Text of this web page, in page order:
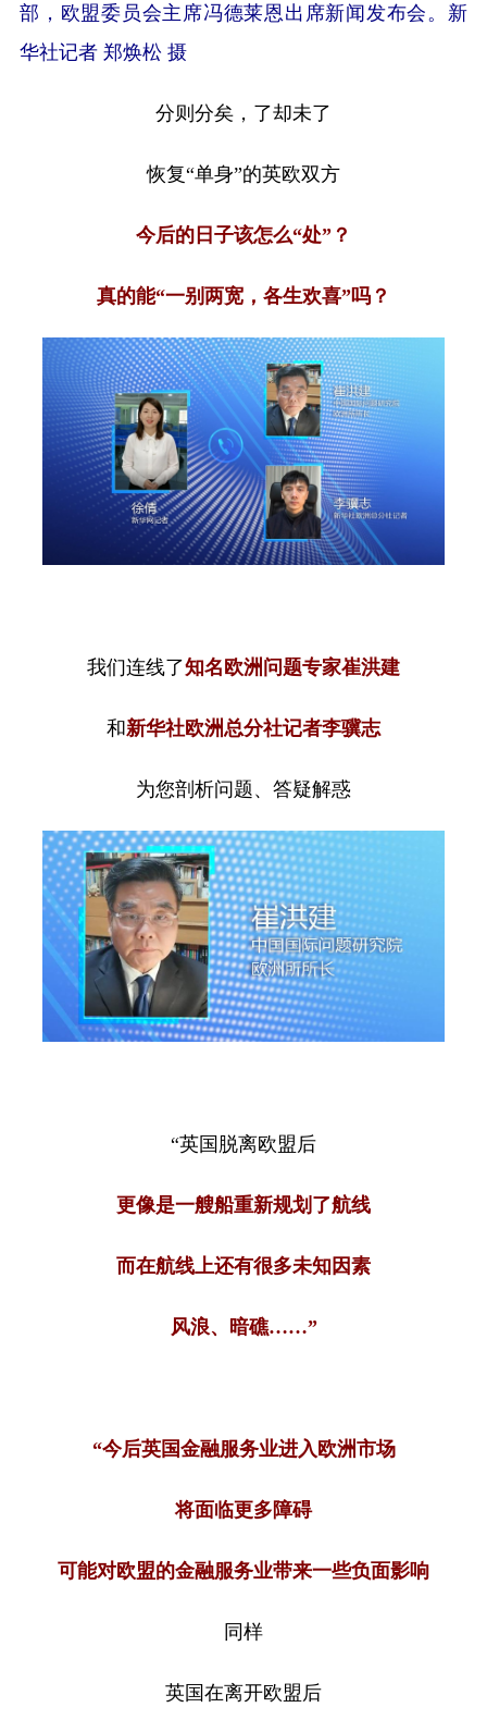
部，欧盟委员会主席冯德莱恩出席新闻发布会。新
华社记者 郑焕松 摄
分则分矣，了却未了
恢复“单身”的英欧双方
今后的日子该怎么“处”？
真的能“一别两宽，各生欢喜”吗？
我们连线了知名欧洲问题专家崔洪建
和新华社欧洲总分社记者李骥志
为您剖析问题、答疑解惑
“英国脱离欧盟后
更像是一艘船重新规划了航线
而在航线上还有很多未知因素
风浪、暗礁……”
“今后英国金融服务业进入欧洲市场
将面临更多障碍
可能对欧盟的金融服务业带来一些负面影响
同样
英国在离开欧盟后